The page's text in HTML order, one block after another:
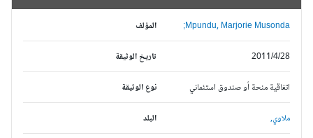
المؤلف Mpundu, Marjorie Musonda;
تاريخ الوثيقة 2011/4/28
نوع الوثيقة اتفاقية منحة أو صندوق استئماني
البلد ملاوي,